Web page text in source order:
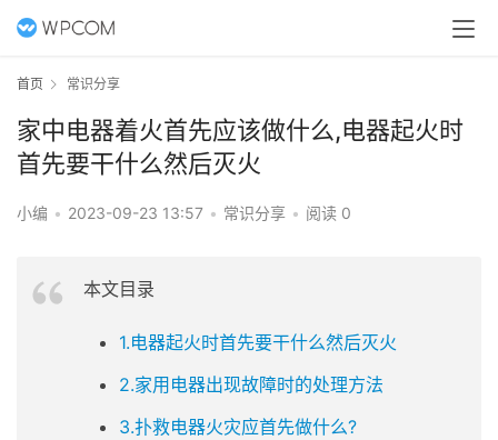
首页 常识分享
家中电器着火首先应该做什么,电器起火时
首先要干什么然后灭火
小编 • 2023-09-23 13:57 • 常识分享 • 阅读 0
本文目录
1.电器起火时首先要干什么然后灭火
2.家用电器出现故障时的处理方法
3.扑救电器火灾应首先做什么?